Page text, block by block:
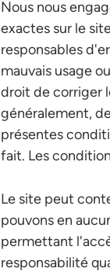
Nous nous
exactes sur le
responsables
mauvais usage
droit de corriger
généralement,
présentes
fait. Les
Le site peut
pouvons en
permettant
responsabilité